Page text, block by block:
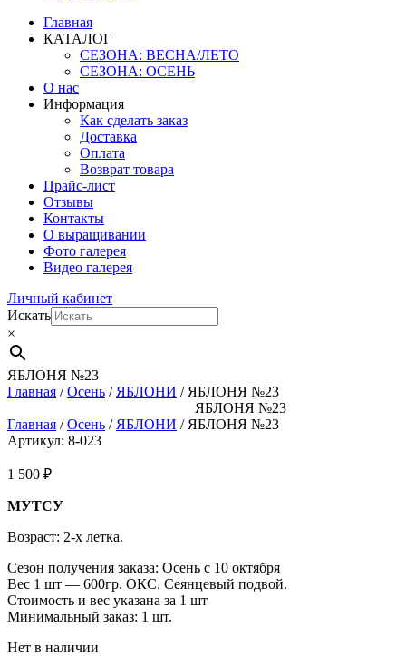
Главная
КАТАЛОГ
СЕЗОНА: ВЕСНА/ЛЕТО
СЕЗОНА: ОСЕНЬ
О нас
Информация
Как сделать заказ
Доставка
Оплата
Возврат товара
Прайс-лист
Отзывы
Контакты
О выращивании
Фото галерея
Видео галерея
Личный кабинет
Искать
×
ЯБЛОНЯ №23
Главная /Осень / ЯБЛОНИ / ЯБЛОНЯ №23
ЯБЛОНЯ №23
Главная /Осень / ЯБЛОНИ / ЯБЛОНЯ №23
Артикул: 8-023
1 500 ₽
МУТСУ
Возраст: 2-х летка.
Сезон получения заказа: Осень с 10 октября
Вес 1 шт — 600гр. ОКС. Сеянцевый подвой.
Стоимость и вес указана за 1 шт
Минимальный заказ: 1 шт.
Нет в наличии